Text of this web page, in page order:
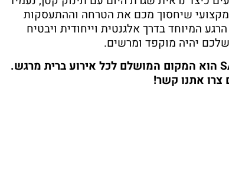
שיחסוך מכם את הטרחה וההתעסקות
הרגע המיוחד בדרך אלגנטית וייחודית ויבטיח
יהיה מוקפד ומרשים.
אולם לברית SAY הוא המקום המושלם לכל אירוע ברית מרגש.
צרו אתנו קשר!